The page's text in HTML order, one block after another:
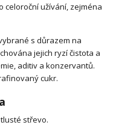
celoroční užívání, zejména
s důrazem na
jejich ryzí čistota a
aditiv a konzervantů.
cukr.
střevo.